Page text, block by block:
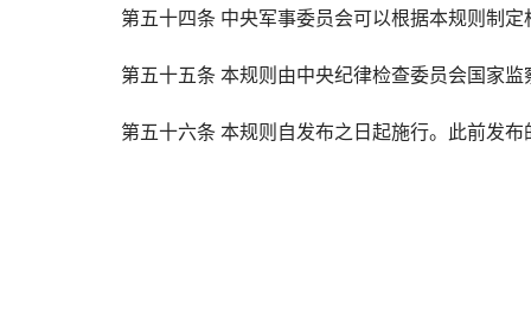
第五十四条 中央军事委员会可以根据本规则制定
第五十五条 本规则由中央纪律检查委员会国家监
第五十六条 本规则自发布之日起施行。此前发布